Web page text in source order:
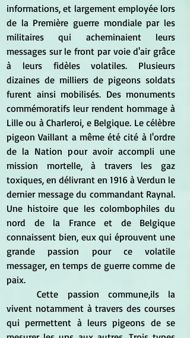
informations, et largement employée lors
de la Première guerre mondiale par les
militaires qui acheminaient leurs
messages sur le front par voie d'air grâce
à leurs fidèles volatiles. Plusieurs
dizaines de milliers de pigeons soldats
furent ainsi mobilisés. Des monuments
commémoratifs leur rendent hommage à
Lille ou à Charleroi, e Belgique. Le célèbre
pigeon Vaillant a même été cité à l'ordre
de la Nation pour avoir accompli une
mission mortelle, à travers les gaz
toxiques, en délivrant en 1916 à Verdun le
dernier message du commandant Raynal.
Une histoire que les colombophiles du
nord de la France et de Belgique
connaissent bien, eux qui éprouvent une
grande passion pour ce volatile
messager, en temps de guerre comme de
paix.
	Cette passion commune,ils la
vivent notamment à travers des courses
qui permettent à leurs pigeons de se